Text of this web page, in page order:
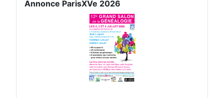
Annonce ParisXVe 2026